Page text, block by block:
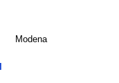
Modena